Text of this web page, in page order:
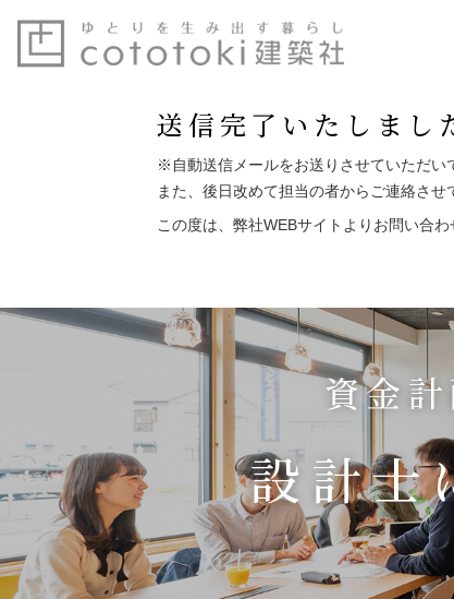
送信完了いたしまし
※自動送信メールをお送りさせていただい
また、後日改めて担当の者からご連絡させ
この度は、弊社WEBサイトよりお問い合
資金
設計士